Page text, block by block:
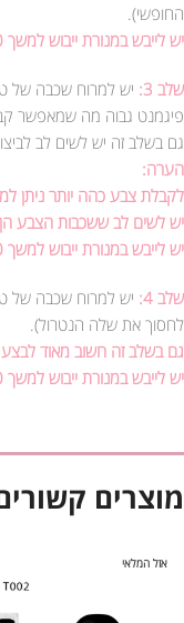
החופשי).
יש לייבש במנורת ייבוש למשך 30 שניות.
שלב 3:
יש למרוח שכבה של
פיגמנט גבוה מה שמאפשר
גם בשלב זה יש לשים לב
הערה:
לקבלת צבע כהה יותר ניתן
יש לשים לב ששכבות הצבע
יש לייבש במנורת ייבוש למשך 30 שניות.
שלב 4:
יש למרוח שכבה של
לחסוך את שלה הנטרול).
גם בשלב זה חשוב מאוד לבצע
יש לייבש במנורת ייבוש למשך 30 שניות.
מוצרים
אזל המלאי